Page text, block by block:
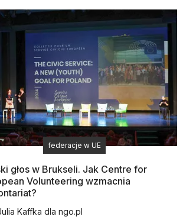
federacje w UE
głos w Brukseli. Jak Centre for
Volunteering wzmacnia
Kaffka dla ngo.pl